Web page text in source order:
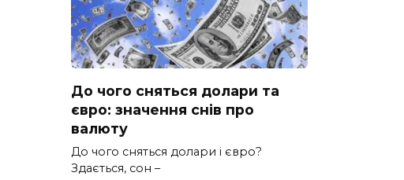
До чого сняться долари та
євро: значення снів про
валюту
До чого сняться долари і євро?
Здається, сон –